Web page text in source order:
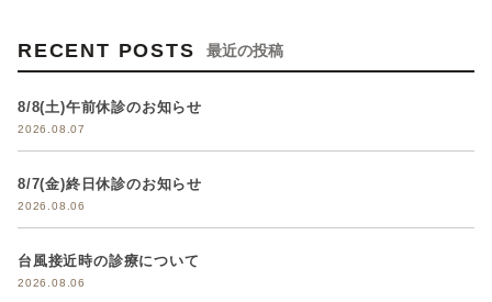
RECENT POSTS 最近の投稿
8/8(土)午前休診のお知らせ
2026.08.07
8/7(金)終日休診のお知らせ
2026.08.06
台風接近時の診療について
2026.08.06